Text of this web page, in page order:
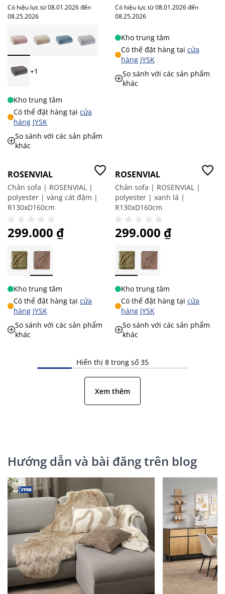
Có hiệu lực từ 08.01.2026 đến
08.25.2026
+1
Kho trung tâm
Có thể đặt hàng tại cửa
hàng JYSK
So sánh với các sản phẩm
khác
Có hiệu lực từ 08.01.2026 đến
08.25.2026
Kho trung tâm
Có thể đặt hàng tại cửa
hàng JYSK
So sánh với các sản phẩm
khác
ROSENVIAL
Chăn sofa | ROSENVIAL |
polyester | vàng cát đậm |
R130xD160cm
299.000 ₫
Kho trung tâm
Có thể đặt hàng tại cửa
hàng JYSK
So sánh với các sản phẩm
khác
ROSENVIAL
Chăn sofa | ROSENVIAL |
polyester | xanh lá |
R130xD160cm
299.000 ₫
Kho trung tâm
Có thể đặt hàng tại cửa
hàng JYSK
So sánh với các sản phẩm
khác
Hiển thị 8 trong số 35
Xem thêm
Hướng dẫn và bài đăng trên blog